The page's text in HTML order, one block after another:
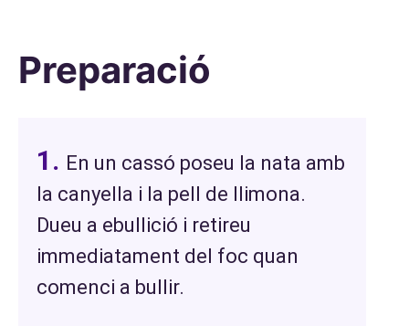
Preparació
En un cassó poseu la nata amb
la canyella i la pell de llimona.
Dueu a ebullició i retireu
immediatament del foc quan
comenci a bullir.